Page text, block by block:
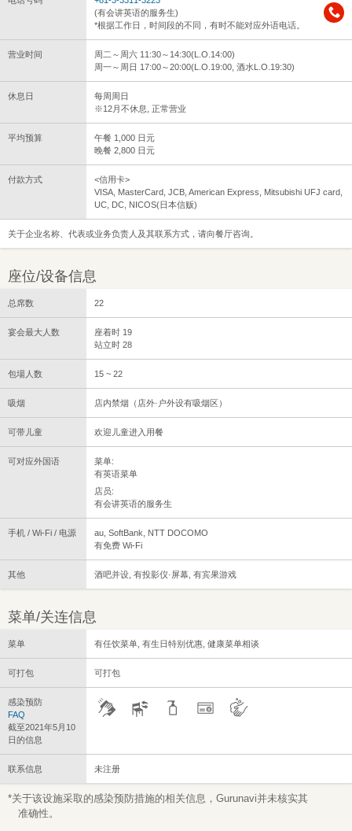
(有会讲英语的服务生)
*根据工作日，时间段的不同，有时不能对应外语电话。
营业时间
周二～周六 11:30～14:30(L.O.14:00)
周一～周日 17:00～20:00(L.O.19:00, 酒水L.O.19:30)
休息日
每周周日
※12月不休息, 正常营业
平均预算
午餐 1,000 日元
晚餐 2,800 日元
付款方式
<信用卡>
VISA, MasterCard, JCB, American Express, Mitsubishi UFJ card,
UC, DC, NICOS(日本信贩)
关于企业名称、代表或业务负责人及其联系方式，请向餐厅咨询。
座位/设备信息
总席数 22
宴会最大人数
座着时 19
站立时 28
包場人数 15 ~ 22
吸烟 店内禁烟（店外·户外设有吸烟区）
可带儿童 欢迎儿童进入用餐
可对应外国语
菜单:
有英语菜单
店员:
有会讲英语的服务生
手机 / Wi-Fi / 电源
au, SoftBank, NTT DOCOMO
有免费 Wi-Fi
其他 酒吧并设, 有投影仪·屏幕, 有宾果游戏
菜单/关连信息
菜单 有任饮菜单, 有生日特别优惠, 健康菜单相谈
可打包 可打包
感染预防
FAQ
截至2021年5月10
日的信息
联系信息 未注册
*关于该设施采取的感染预防措施的相关信息，Gurunavi并未核实其
准确性。